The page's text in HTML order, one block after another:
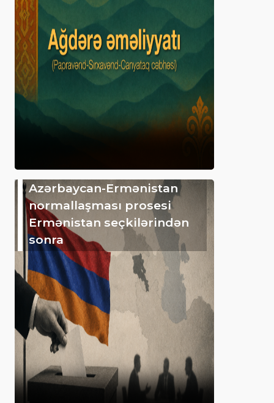
Azərbaycan-Ermənistan
normallaşması prosesi
Ermənistan seçkilərindən
sonra